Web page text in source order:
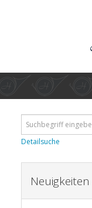
Detailsuche
Neuigkeiten